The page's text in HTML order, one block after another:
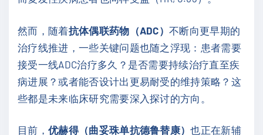
然而，随着抗体偶联药物（ADC）不断向更早期的
治疗线推进，一些关键问题也随之浮现：患者需要
接受一线ADC治疗多久？是否需要持续治疗直至疾
病进展？或者能否设计出更易耐受的维持策略？这
些都是未来临床研究需要深入探讨的方向。
目前， 优赫得（曲妥珠单抗德鲁替康）也正在新辅